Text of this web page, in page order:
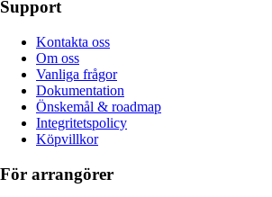
Support
Kontakta oss
Om oss
Vanliga frågor
Dokumentation
Önskemål & roadmap
Integritetspolicy
Köpvillkor
För arrangörer